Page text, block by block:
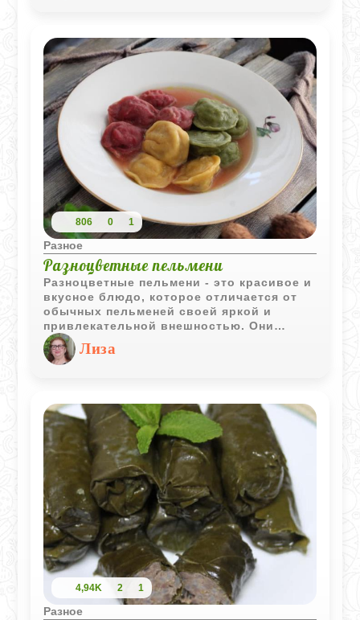
806 0 1
Разное
Разноцветные пельмени
Разноцветные пельмени - это красивое и
вкусное блюдо, которое отличается от
обычных пельменей своей яркой и
привлекательной внешностью. Они
готовятся из теста, окрашенного в
разные цвета с использованием
натуральных ингредиентов, таких как
из этих овощей, что не только придает
тесту яркие оттенки, но и улучшает вкус.
Лиза
4,94K 2 1
Разное